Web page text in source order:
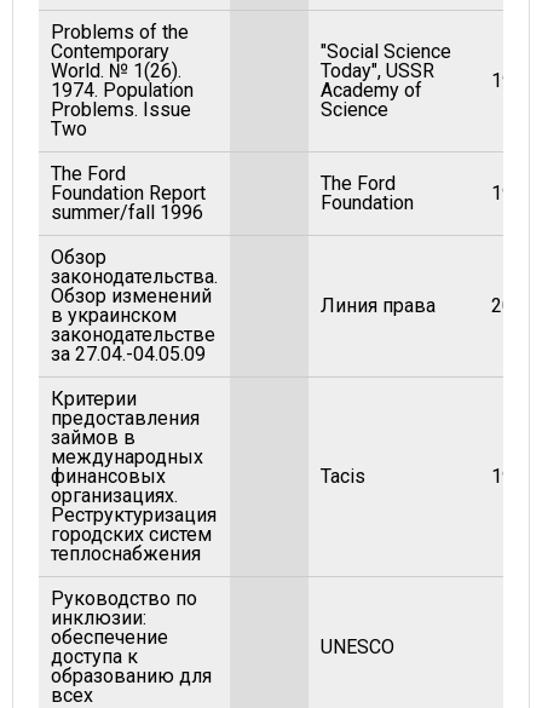
Problems of the
Contemporary
World. № 1(26).
1974. Population
Problems. Issue
Two
"Social Science
Today", USSR
Academy of
Science
1974
The Ford
Foundation Report
summer/fall 1996
The Ford
Foundation
1996
Обзор
законодательства.
Обзор изменений
в украинском
законодательстве
за 27.04.-04.05.09
Линия права 2009
Критерии
предоставления
займов в
международных
финансовых
организациях.
Реструктуризация
городских систем
теплоснабжения
Tacis 1999
Руководство по
инклюзии:
обеспечение
доступа к
образованию для
всех
UNESCO